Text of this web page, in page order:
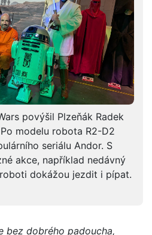
povýšil Plzeňák Radek
modelu robota R2-D2
seriálu Andor. S
akce, například nedávný
dokážou jezdit i pípat.
bez dobrého padoucha,